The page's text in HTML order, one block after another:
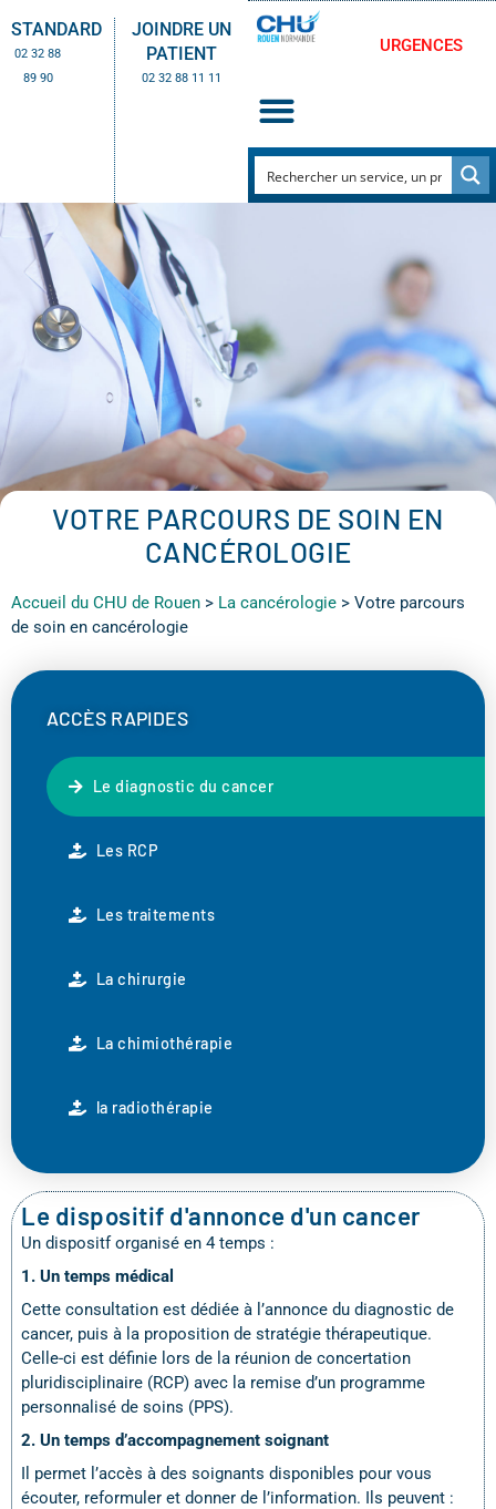
STANDARD
02 32 88
89 90
JOINDRE UN
PATIENT
02 32 88 11 11
URGENCES
VOTRE PARCOURS DE SOIN EN
CANCÉROLOGIE
Accueil du CHU de Rouen > La cancérologie > Votre parcours
de soin en cancérologie
ACCÈS RAPIDES
Le diagnostic du cancer
Les RCP
Les traitements
La chirurgie
La chimiothérapie
la radiothérapie
Le dispositif d'annonce d'un cancer
Un dispositf organisé en 4 temps :
1. Un temps médical
Cette consultation est dédiée à l’annonce du diagnostic de
cancer, puis à la proposition de stratégie thérapeutique.
Celle-ci est définie lors de la réunion de concertation
pluridisciplinaire (RCP) avec la remise d’un programme
personnalisé de soins (PPS).
2. Un temps d’accompagnement soignant
Il permet l’accès à des soignants disponibles pour vous
écouter, reformuler et donner de l’information. Ils peuvent :